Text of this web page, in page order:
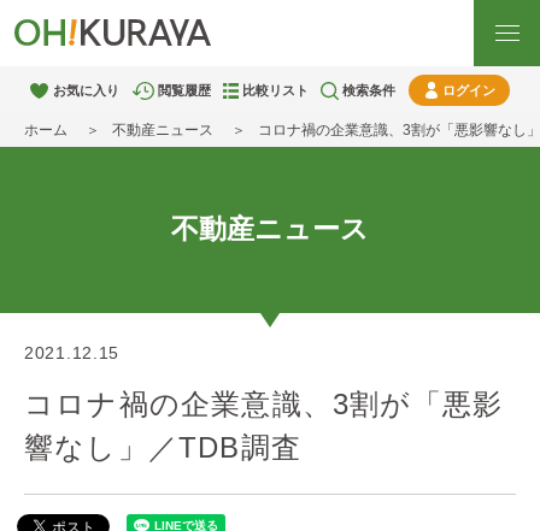
お気に入り 閲覧履歴 比較リスト 検索条件 ログイン
ホーム 不動産ニュース コロナ禍の企業意識、3割が「悪影響なし
不動産ニュース
2021.12.15
コロナ禍の企業意識、3割が「悪影
響なし」／TDB調査